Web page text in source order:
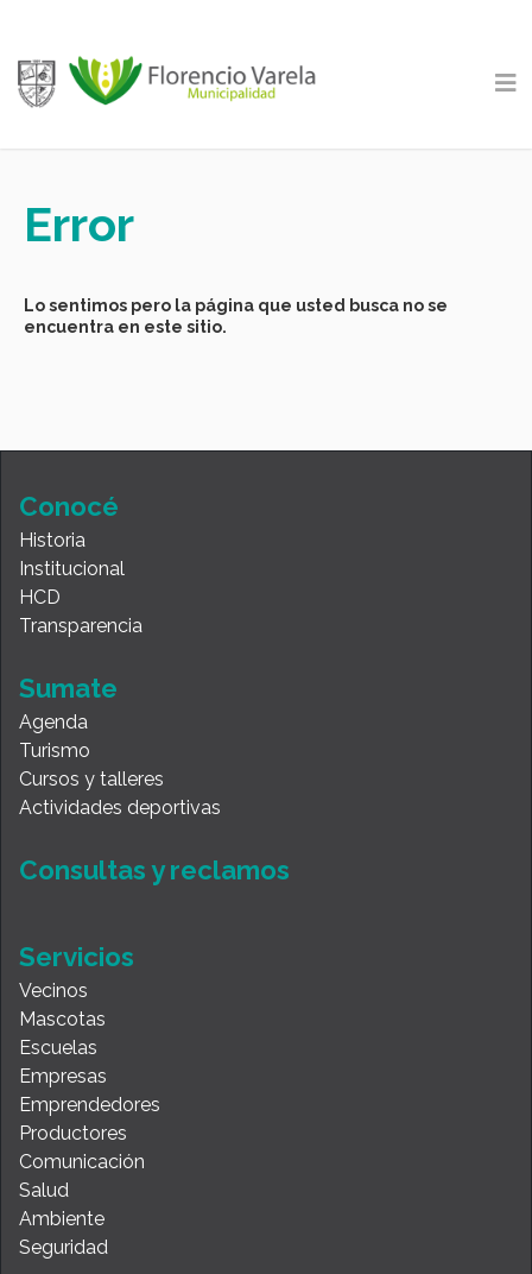
Error
Lo sentimos pero la página que usted busca no se
encuentra en este sitio.
Conocé
Historia
Institucional
HCD
Transparencia
Sumate
Agenda
Turismo
Cursos y talleres
Actividades deportivas
Consultas y reclamos
Servicios
Vecinos
Mascotas
Escuelas
Empresas
Emprendedores
Productores
Comunicación
Salud
Ambiente
Seguridad